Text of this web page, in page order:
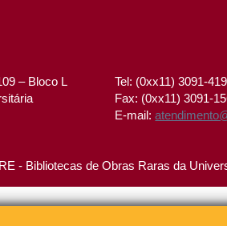
– Bloco L
Tel: (0xx11) 3091-
Fax: (0xx11) 3091-
E-mail:
- Bibliotecas de Obras Raras da